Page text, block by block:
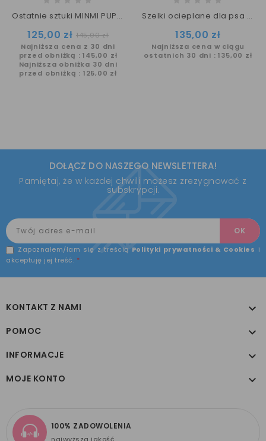
Ostatnie sztuki MINMI PUPPIA szelki
Cena
125,00 zł Cena
podstawowa
145,00 zł
Najniższa cena z 30 dni
przed obniżką : 145,00 zł
Najniższa obniżka 30 dni
przed obniżką : 125,00 zł
Szelki ocieplane dla psa PINKAHOLIC New York EIRA pink
Cena
135,00 zł
Najniższa cena w ciągu
ostatnich 30 dni : 135,00 zł
DOŁĄCZ DO NASZEGO NEWSLETTERA!
Pamiętaj, że w każdej chwili możesz zrezygnować z
subskrypcji.
Zapoznałem/łam się z treścią Polityki prywatności & Cookies i
akceptuję jej treść. *
KONTAKT Z NAMI 
POMOC 
INFORMACJE 
MOJE KONTO 
100% ZADOWOLENIA